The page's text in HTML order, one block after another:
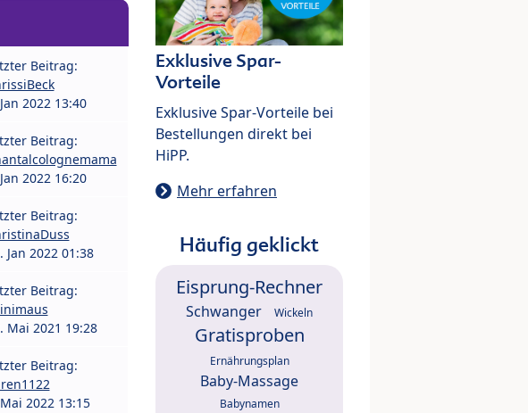
Beitrag:
2022 13:40
Beitrag:
2022 16:20
Beitrag:
Jan 2022 01:38
Beitrag:
Mai 2021 19:28
Beitrag:
2022 13:15
Exklusive Spar-
Vorteile
Exklusive Spar-Vorteile bei
Bestellungen direkt bei
HiPP.
Mehr erfahren
Häufig geklickt
Eisprung-Rechner
Schwanger Wickeln
Gratisproben
Ernährungsplan
Baby-Massage
Babynamen